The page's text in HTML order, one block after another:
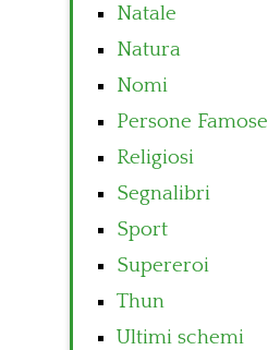
Natale
Natura
Nomi
Persone Famose
Religiosi
Segnalibri
Sport
Supereroi
Thun
Ultimi schemi